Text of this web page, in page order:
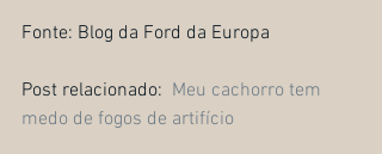
Fonte: Blog da Ford da Europa
Post relacionado: Meu cachorro tem
medo de fogos de artifício